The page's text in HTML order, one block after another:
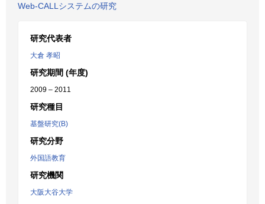
Web-CALLシステムの研究
研究代表者
大倉 孝昭
研究期間 (年度)
2009 – 2011
研究種目
基盤研究(B)
研究分野
外国語教育
研究機関
大阪大谷大学